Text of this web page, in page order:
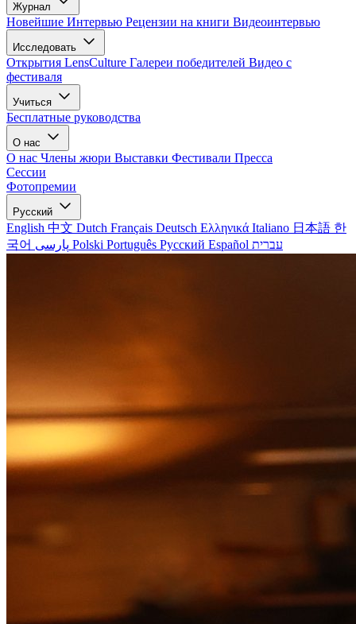
Журнал
Новейшие Интервью Рецензии на книги Видеоинтервью
Исследовать
Открытия LensCulture Галереи победителей Видео с
фестиваля
Учиться
Бесплатные руководства
О нас
О нас Члены жюри Выставки Фестивали Пресса
Сессии
Фотопремии
Русский
English 中文 Dutch Français Deutsch Ελληνικά Italiano 日本語 한
국어
Polski Português Русский Español עברית